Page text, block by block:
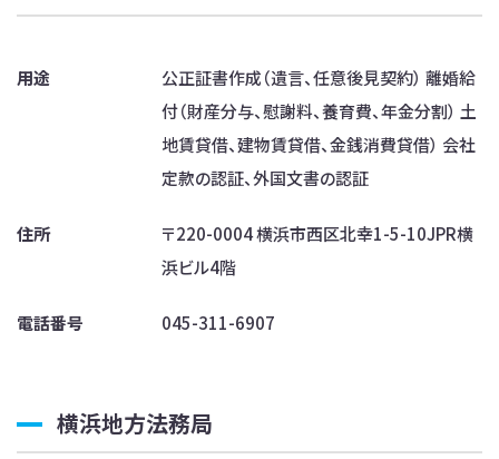
用途
公正証書作成（遺言、任意後見契約） 離婚給
付（財産分与、慰謝料、養育費、年金分割） 土
地賃貸借、建物賃貸借、金銭消費貸借） 会社
定款の認証、外国文書の認証
住所
〒220-0004 横浜市西区北幸1-5-10JPR横
浜ビル4階
電話番号 045-311-6907
横浜地方法務局